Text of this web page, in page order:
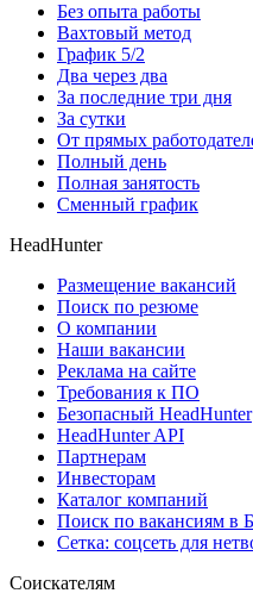
Без опыта работы
Вахтовый метод
График 5/2
Два через два
За последние три дня
За сутки
От прямых
Полный день
Полная занятость
Сменный график
HeadHunter
Размещение вакансий
Поиск по резюме
О компании
Наши вакансии
Реклама на сайте
Требования к ПО
Безопасный HeadHunter
HeadHunter API
Партнерам
Инвесторам
Каталог компаний
Поиск по вакансиям в
Сетка: соцсеть для
Соискателям